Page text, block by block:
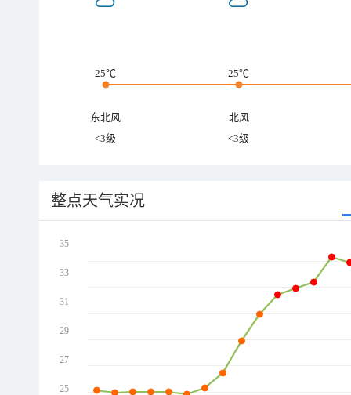
25℃ 25℃
东北风
北风
<3级
<3级
整点天气实况
35
33
31
29
27
25